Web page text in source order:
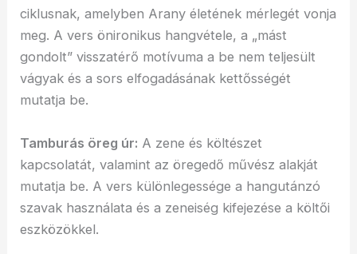
ciklusnak, amelyben Arany életének mérlegét vonja
meg. A vers önironikus hangvétele, a „mást
gondolt” visszatérő motívuma a be nem teljesült
vágyak és a sors elfogadásának kettősségét
mutatja be.
Tamburás öreg úr: A zene és költészet
kapcsolatát, valamint az öregedő művész alakját
mutatja be. A vers különlegessége a hangutánzó
szavak használata és a zeneiség kifejezése a költői
eszközökkel.